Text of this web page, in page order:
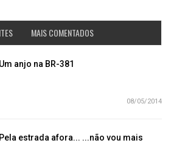
MAIS COMENTADOS
Um anjo na BR-381
08/05/2014
Pela estrada afora... ...não vou mais